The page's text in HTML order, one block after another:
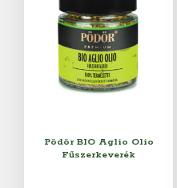
Pödör BIO Aglio Olio
Fűszerkeverék